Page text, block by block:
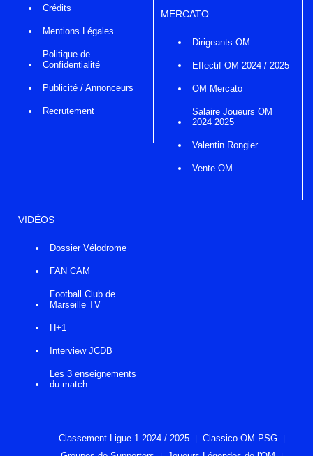
Crédits
Mentions Légales
Politique de
Confidentialité
Publicité / Annonceurs
Recrutement
MERCATO
Dirigeants OM
Effectif OM 2024 / 2025
OM Mercato
Salaire Joueurs OM
2024 2025
Valentin Rongier
Vente OM
VIDÉOS
Dossier Vélodrome
FAN CAM
Football Club de
Marseille TV
H+1
Interview JCDB
Les 3 enseignements
du match
Classement Ligue 1 2024 / 2025
Classico OM-PSG